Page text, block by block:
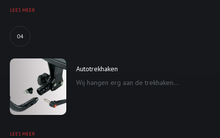
LEES MEER
04
Autotrekhaken
Wij hangen erg aan de trekhaken...
LEES MEER